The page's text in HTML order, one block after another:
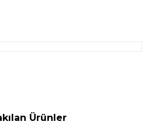
Ürünler